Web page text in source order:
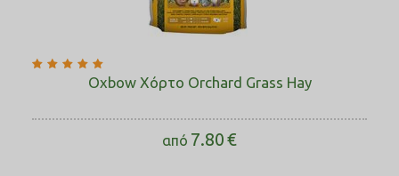
Oxbow Χόρτο Orchard Grass Hay
από 7.80€